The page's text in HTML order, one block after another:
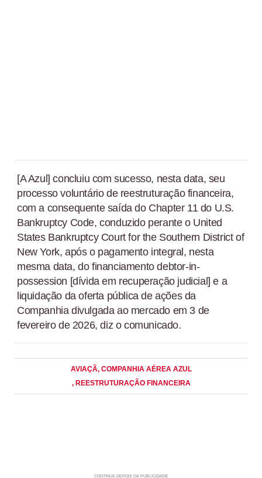
[A Azul] concluiu com sucesso, nesta data, seu
processo voluntário de reestruturação financeira,
com a consequente saída do Chapter 11 do U.S.
Bankruptcy Code, conduzido perante o United
States Bankruptcy Court for the Southern District of
New York, após o pagamento integral, nesta
mesma data, do financiamento debtor-in-
possession [dívida em recuperação judicial] e a
liquidação da oferta pública de ações da
Companhia divulgada ao mercado em 3 de
fevereiro de 2026, diz o comunicado.
AVIAÇÃ, COMPANHIA AÉREA AZUL
, REESTRUTURAÇÃO FINANCEIRA